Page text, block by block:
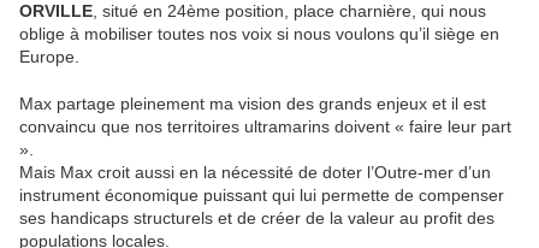
ORVILLE , situé en 24ème position, place charnière, qui nous
oblige à mobiliser toutes nos voix si nous voulons qu’il siège en
Europe.
Max partage pleinement ma vision des grands enjeux et il est
convaincu que nos territoires ultramarins doivent « faire leur part
».
Mais Max croit aussi en la nécessité de doter l’Outre-mer d’un
instrument économique puissant qui lui permette de compenser
ses handicaps structurels et de créer de la valeur au profit des
populations locales.